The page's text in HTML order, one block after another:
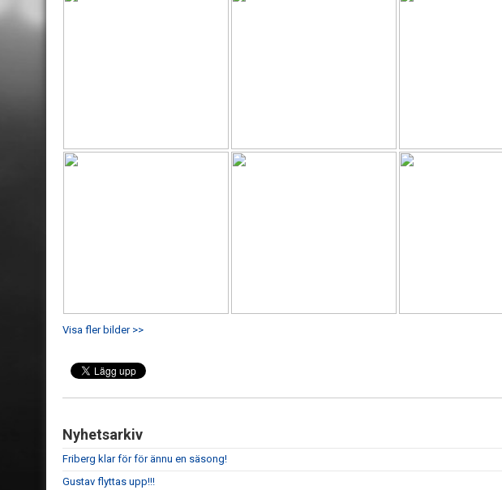
Visa fler bilder >>
Nyhetsarkiv
Friberg klar för för ännu en säsong!
Gustav flyttas upp!!!